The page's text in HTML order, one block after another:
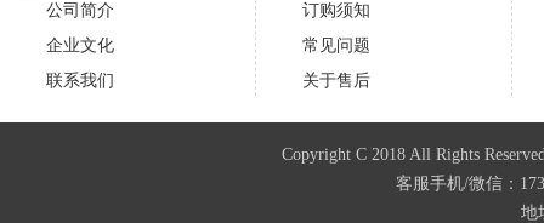
公司简介
企业文化
联系我们
订购须知
常见问题
关于售后
Copyright C 2018 All Rights
客服手机/微信：
地